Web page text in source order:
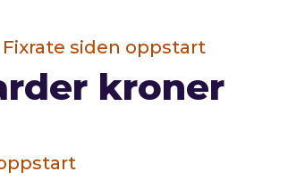
siden oppstart
kroner